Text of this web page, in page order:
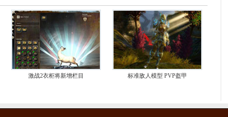
激战2衣柜将新增栏目 标准敌人模型 PVP盔甲